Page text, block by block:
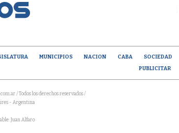
MUNICIPIOS NACION CABA SOCIEDAD
PUBLICITAR
/ Todos los derechos reservados /
- Argentina
Juan Alfaro